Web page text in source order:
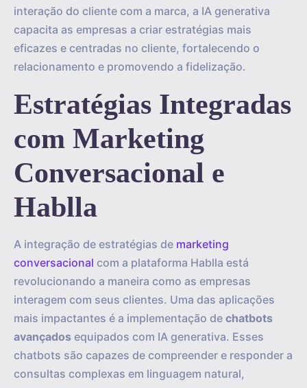
interação do cliente com a marca, a IA generativa
capacita as empresas a criar estratégias mais
eficazes e centradas no cliente, fortalecendo o
relacionamento e promovendo a fidelização.
Estratégias Integradas
com Marketing
Conversacional e
Hablla
A integração de estratégias de marketing
conversacional com a plataforma Hablla está
revolucionando a maneira como as empresas
interagem com seus clientes. Uma das aplicações
mais impactantes é a implementação de chatbots
avançados equipados com IA generativa. Esses
chatbots são capazes de compreender e responder a
consultas complexas em linguagem natural,